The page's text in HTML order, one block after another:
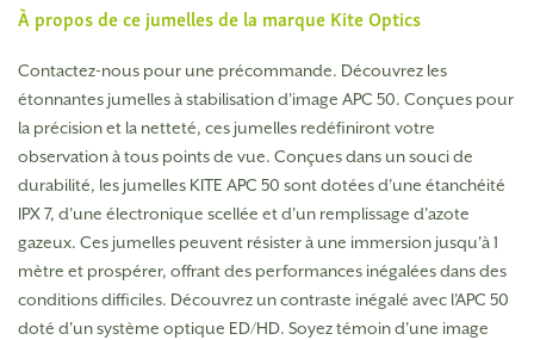
À propos de ce jumelles de la marqueKite Optics
Contactez-nous pour une précommande. Découvrez les
étonnantes jumelles à stabilisation d'image APC 50. Conçues pour
la précision et la netteté, ces jumelles redéfiniront votre
observation à tous points de vue. Conçues dans un souci de
durabilité, les jumelles KITE APC 50 sont dotées d'une étanchéité
IPX 7, d'une électronique scellée et d'un remplissage d'azote
gazeux. Ces jumelles peuvent résister à une immersion jusqu'à 1
mètre et prospérer, offrant des performances inégalées dans des
conditions difficiles. Découvrez un contraste inégalé avec l'APC 50
doté d'un système optique ED/HD. Soyez témoin d'une image